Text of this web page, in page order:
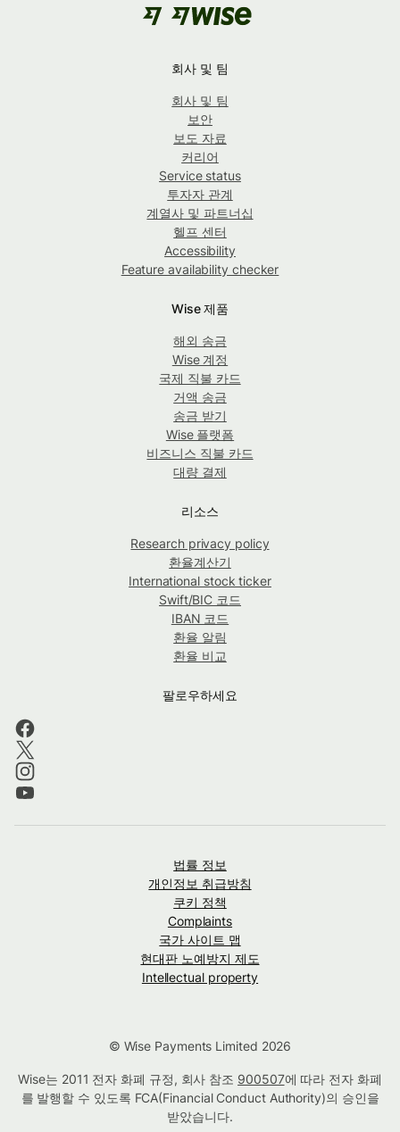
회사 및 팀
회사 및 팀
보안
보도 자료
커리어
Service status
투자자 관계
계열사 및 파트너십
헬프 센터
Accessibility
Feature availability checker
Wise 제품
해외 송금
Wise 계정
국제 직불 카드
거액 송금
송금 받기
Wise 플랫폼
비즈니스 직불 카드
대량 결제
리소스
Research privacy policy
환율계산기
International stock ticker
Swift/BIC 코드
IBAN 코드
환율 알림
환율 비교
팔로우하세요
법률 정보
개인정보 취급방침
쿠키 정책
Complaints
국가 사이트 맵
현대판 노예방지 제도
Intellectual property
© Wise Payments Limited 2026
Wise는 2011 전자 화폐 규정, 회사 참조 900507에 따라 전자 화폐
를 발행할 수 있도록 FCA(Financial Conduct Authority)의 승인을
받았습니다.